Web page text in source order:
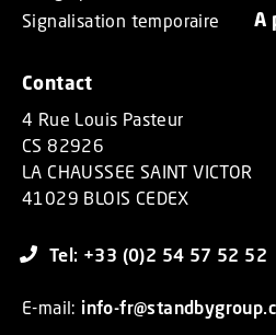
Signalisation temporaire
A
Contact
4 Rue Louis Pasteur
CS 82926
LA CHAUSSEE SAINT VICTOR
41029 BLOIS CEDEX
Tel: +33 (0)2 54 57 52 52
E-mail: info-